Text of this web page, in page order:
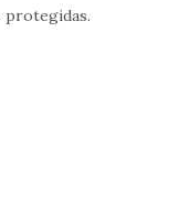
protegidas.